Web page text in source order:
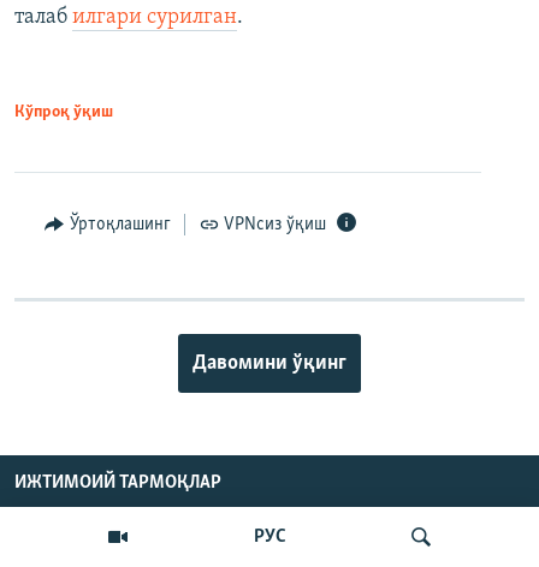
РУС
талаб илгари сурилган.
Кўпроқ ўқиш
Ўртоқлашинг VPNсиз ўқиш
Давомини ўқинг
ИЖТИМОИЙ ТАРМОҚЛАР